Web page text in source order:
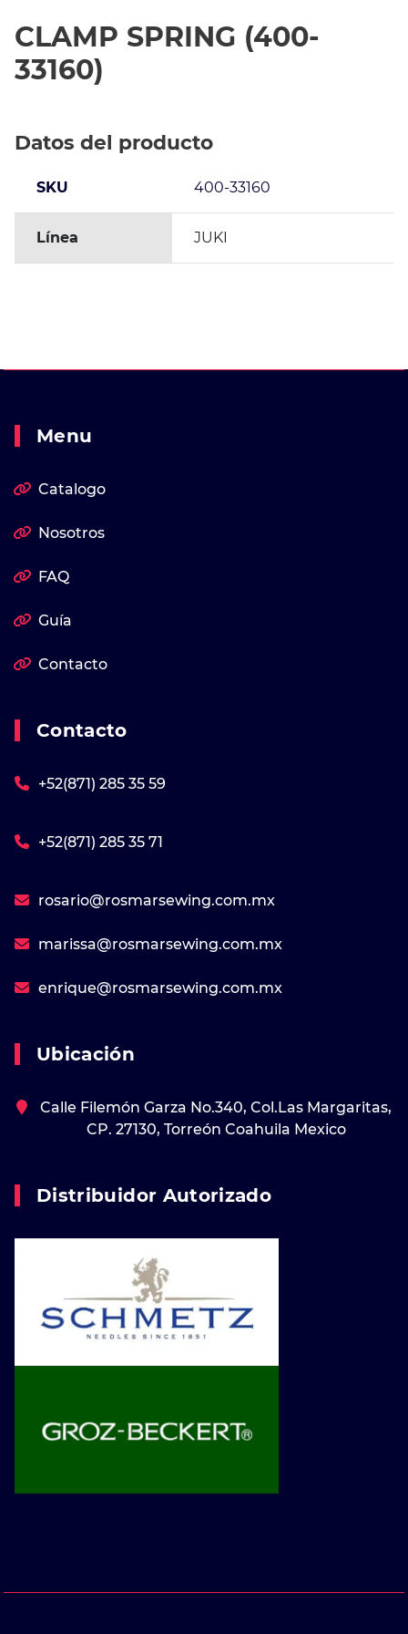
CLAMP SPRING (400-
33160)
Datos del producto
SKU 400-33160
Línea JUKI
Menu
Catalogo
Nosotros
FAQ
Guía
Contacto
Contacto
+52(871) 285 35 59
+52(871) 285 35 71
rosario@rosmarsewing.com.mx
marissa@rosmarsewing.com.mx
enrique@rosmarsewing.com.mx
Ubicación
Calle Filemón Garza No.340, Col.Las Margaritas,
CP. 27130, Torreón Coahuila Mexico
Distribuidor Autorizado